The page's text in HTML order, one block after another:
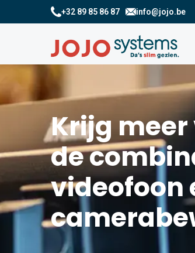
+32 89 85 86 87 info@jojo.be
Krijg
de
videofoon